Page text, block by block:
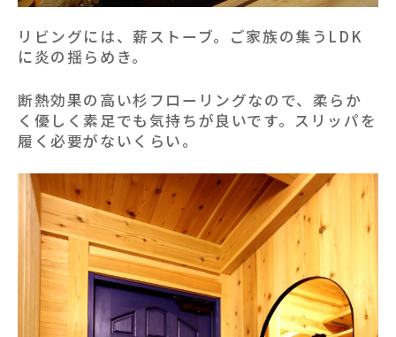
リビングには、薪ストーブ。ご家族の集うLDK
に炎の揺らめき。
断熱効果の高い杉フローリングなので、柔らか
く優しく素足でも気持ちが良いです。スリッパを
履く必要がないくらい。